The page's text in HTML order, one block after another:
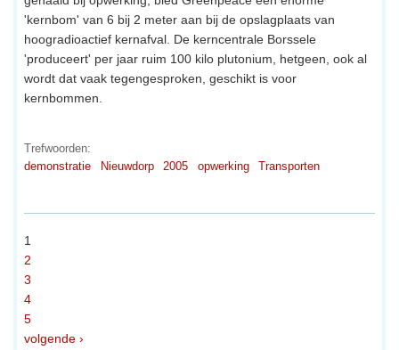
'kernbom' van 6 bij 2 meter aan bij de opslagplaats van
hoogradioactief kernafval. De kerncentrale Borssele
'produceert' per jaar ruim 100 kilo plutonium, hetgeen, ook al
wordt dat vaak tegengesproken, geschikt is voor
kernbommen.
Trefwoorden:
demonstratie
Nieuwdorp 2005 opwerking Transporten
1
2
3
4
5
volgende ›